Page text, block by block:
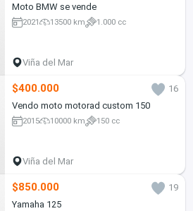
Moto BMW se vende
2021 13500 km 1.000 cc
Viña del Mar
$400.000
16
Vendo moto motorad custom 150
2015 10000 km 150 cc
Viña del Mar
$850.000
19
Yamaha 125